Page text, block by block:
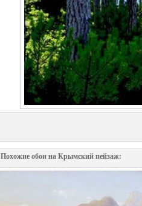
Похожие обои на Крымский пейзаж: